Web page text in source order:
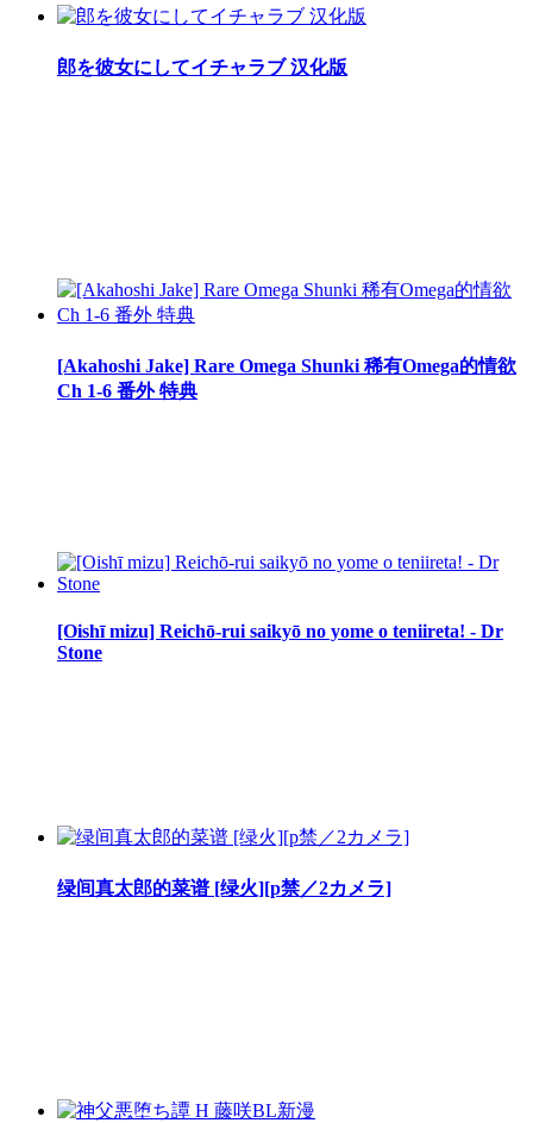
郎を彼女にしてイチャラブ 汉化版
[Akahoshi Jake] Rare Omega Shunki 稀有Omega的情欲
Ch 1-6 番外 特典
[Oishī mizu] Reichō-rui saikyō no yome o teniireta! - Dr
Stone
绿间真太郎的菜谱 [绿火][p禁／2カメラ]